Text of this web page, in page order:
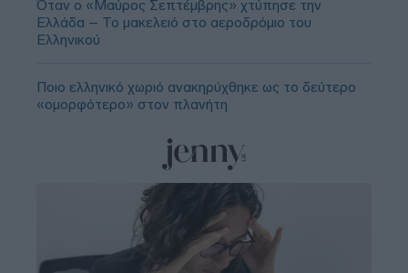
Όταν ο «Μαύρος Σεπτέμβρης» χτύπησε την
Ελλάδα – Το μακελειό στο αεροδρόμιο του
Ελληνικού
Ποιο ελληνικό χωριό ανακηρύχθηκε ως το δεύτερο
«ομορφότερο» στον πλανήτη